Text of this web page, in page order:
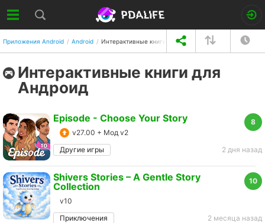
Приложения Android Android Интерактивные книги на Android
Интерактивные книги для
Андроид
8
Episode - Choose Your Story
v27.00 + Мод v2
Другие игры
2 дня назад
10
Shivers Stories – A Gentle Story
Collection
v10
Приключения
2 месяца назад